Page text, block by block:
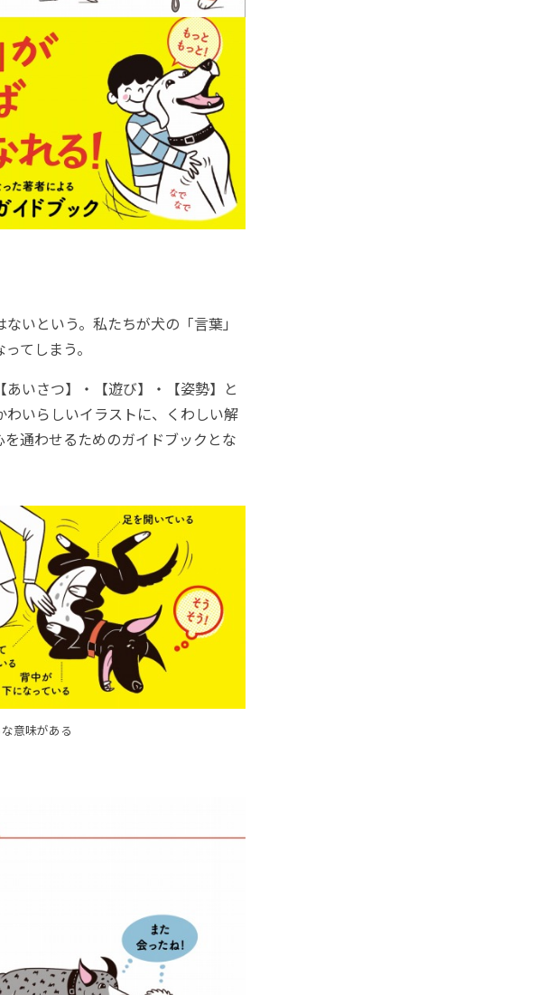
いという。私たちが犬の「言葉」
てしまう。
いさつ】・【遊び】・【姿勢】と
いらしいイラストに、くわしい解
通わせるためのガイドブックとな
意味がある